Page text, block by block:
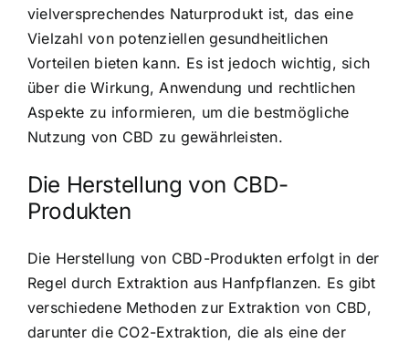
vielversprechendes Naturprodukt ist, das eine
Vielzahl von potenziellen gesundheitlichen
Vorteilen bieten kann. Es ist jedoch wichtig, sich
über die Wirkung, Anwendung und rechtlichen
Aspekte zu informieren, um die bestmögliche
Nutzung von CBD zu gewährleisten.
Die Herstellung von CBD-
Produkten
Die Herstellung von CBD-Produkten erfolgt in der
Regel durch Extraktion aus Hanfpflanzen. Es gibt
verschiedene Methoden zur Extraktion von CBD,
darunter die CO2-Extraktion, die als eine der